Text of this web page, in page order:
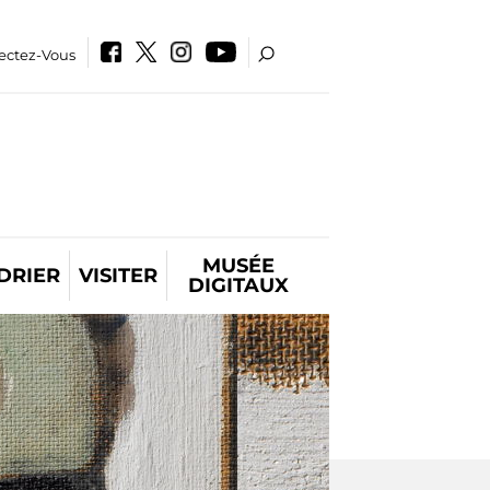
Vous
VISITER
MUSÉE
DIGITAUX